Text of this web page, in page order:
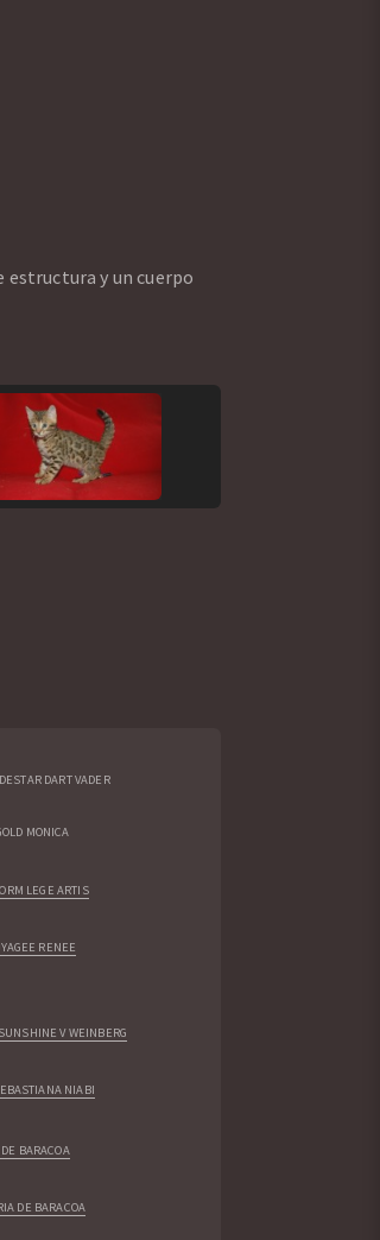
estructura y un cuerpo
DART VADER
MONICA
LEGE ARTIS
RENEE
V WEINBERG
NIABI
BARACOA
DE BARACOA